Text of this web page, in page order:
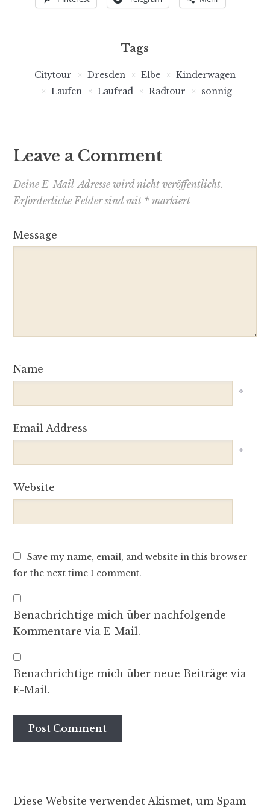
Tags
Citytour Dresden Elbe
Kinderwagen
Laufen
Laufrad Radtour sonnig
Leave a Comment
Deine E-Mail-Adresse wird nicht veröffentlicht.
Erforderliche Felder sind mit *markiert
Message
Name
*
Email Address
*
Website
Save my name, email, and website in this browser
for the next time I comment.
Benachrichtige mich über nachfolgende
Kommentare via E-Mail.
Benachrichtige mich über neue Beiträge via
E-Mail.
Diese Website verwendet Akismet, um Spam